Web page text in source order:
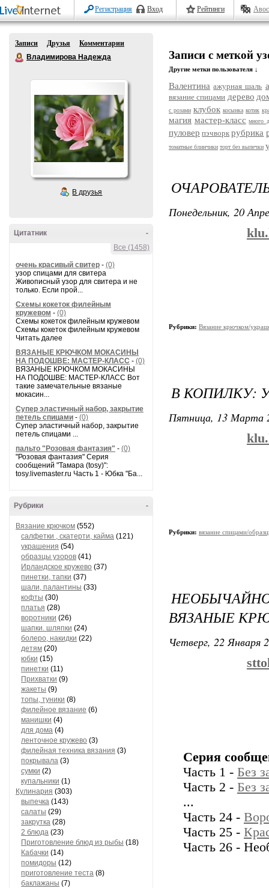
Регистрация Вход Рейтинги
Записи Друзья
Комментарии
Владимирова Надежда
В друзья
-
Цитатник
Все (1458)
очень красивый свитер - (0)
узор спицами для свитера
Живописный узор для свитера и не
только. Если прой...
Схемы кокеток филейным
кружевом - (0)
Схемы кокеток филейным кружевом
Схемы кокеток филейным кружевом
Читать далее
ВЯЗАНЫЕ КРЮЧКОМ МОКАСИНЫ
НА ПОДОШВЕ: МАСТЕР-КЛАСС - (0)
ВЯЗАНЫЕ КРЮЧКОМ МОКАСИНЫ
НА ПОДОШВЕ: МАСТЕР-КЛАСС Вот
такие замечательные вязаные
мокасин...
Супер эластичный набор, закрытие
петель спицами - (0)
Супер эластичный набор, закрытие
петель спицами ...
пальто "Розовая фантазия" - (0)
"Розовая фантазия" Серия
сообщений "Тамара (tosy)":
tosy.livemaster.ru Часть 1 - Юбка "Ба...
-
Рубрики
Вязание крючком (552)
салфетки , скатерти, кайма (121)
украшения (54)
образцы узоров (41)
Ирландское кружево (37)
пинетки, тапки (37)
шали, палантины (33)
кофты (30)
платья (28)
воротники (26)
шапки. шляпки (24)
болеро, накидки (22)
детям (20)
юбки (15)
пинетки (11)
Прихватки (9)
жакеты (9)
топы, туники (8)
филейное вязание (6)
манишки (4)
для дома (4)
ленточное кружево (3)
филейная техника вязания (3)
покрывала (3)
сумки (2)
купальники (1)
Кулинария (303)
выпечка (143)
салаты (29)
закрутка (28)
2 блюда (23)
Приготовление блюд из рыбы (18)
Кабачки (14)
помидоры (12)
приготовление теста (8)
баклажаны (7)
Записи с меткой
Другие метки пользователя ↓
Валентина ажурная шаль
вязание спицами дерево
с розами клубок косынка котик
магия мастер-класс много
пуловер пэчворк рубрика
томатные блинчики торт без выпечки
Понедельник, 20
Рубрики: Вязание крючком/
В КОПИЛКУ:
Пятница, 13 Марта
Рубрики: вязание спицами/
ВЯЗАНЫЕ
Четверг, 22 Января
Серия
Часть 1 - Без
Часть 2 - Без
...
Часть 24 -
Часть 25 -
Часть 26 -